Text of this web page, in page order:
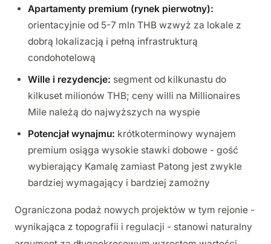
Apartamenty premium (rynek pierwotny):
orientacyjnie od 5-7 mln THB wzwyż za lokale z
dobrą lokalizacją i pełną infrastrukturą
condohotelową
Wille i rezydencje: segment od kilkunastu do
kilkuset milionów THB; ceny willi na Millionaires
Mile należą do najwyższych na wyspie
Potencjał wynajmu: krótkoterminowy wynajem
premium osiąga wysokie stawki dobowe - gość
wybierający Kamalę zamiast Patong jest zwykle
bardziej wymagający i bardziej zamożny
Ograniczona podaż nowych projektów w tym rejonie -
wynikająca z topografii i regulacji - stanowi naturalny